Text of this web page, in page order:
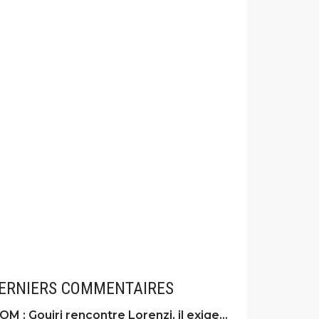
COMMENTAIRES
OM : Gouiri rencontre Lorenzi, il exige